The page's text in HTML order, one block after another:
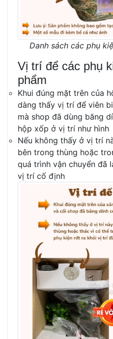
Danh sách các phụ
Vị trí để các phụ
phẩm
Khui đúng mặt trên của
dàng thấy vị trí để viên
mà shop đã dùng băng
hộp xốp ở vị trí như hình
Nếu không thấy ở vị trí
bên trong thùng hoặc
quá trình vận chuyển đã
vị trí cố định